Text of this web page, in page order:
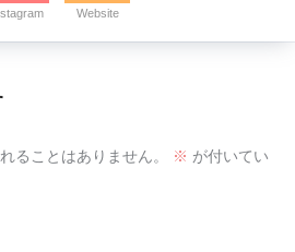
Website
ることはありません。 ※ が付いてい